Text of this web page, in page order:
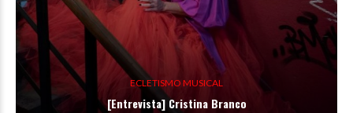
ECLETISMO MUSICAL
[Entrevista] Cristina Branco